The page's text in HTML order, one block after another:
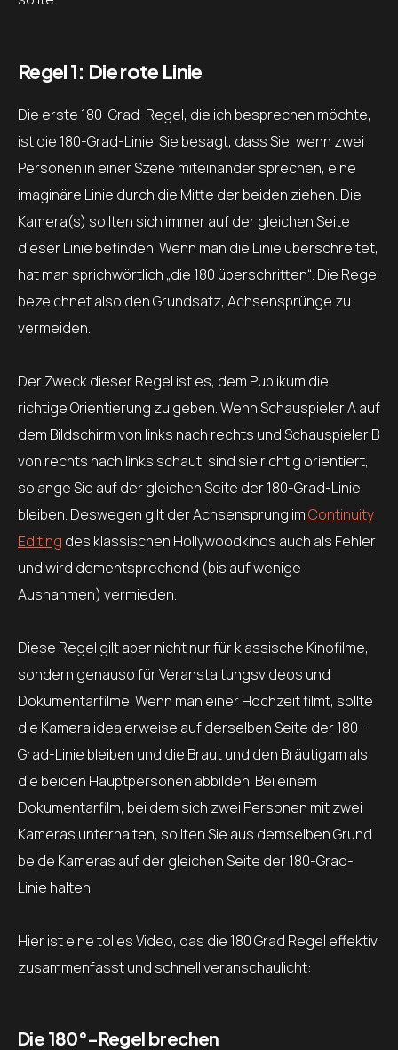
Regel 1: Die rote Linie
Die erste 180-Grad-Regel, die ich besprechen möchte,
ist die 180-Grad-Linie. Sie besagt, dass Sie, wenn zwei
Personen in einer Szene miteinander sprechen, eine
imaginäre Linie durch die Mitte der beiden ziehen. Die
Kamera(s) sollten sich immer auf der gleichen Seite
dieser Linie befinden. Wenn man die Linie überschreitet,
hat man sprichwörtlich „die 180 überschritten“. Die Regel
bezeichnet also den Grundsatz, Achsensprünge zu
vermeiden.
Der Zweck dieser Regel ist es, dem Publikum die
richtige Orientierung zu geben. Wenn Schauspieler A auf
dem Bildschirm von links nach rechts und Schauspieler B
von rechts nach links schaut, sind sie richtig orientiert,
solange Sie auf der gleichen Seite der 180-Grad-Linie
bleiben. Deswegen gilt der Achsensprung imContinuity
Editing des klassischen Hollywoodkinos auch als Fehler
und wird dementsprechend (bis auf wenige
Ausnahmen) vermieden.
Diese Regel gilt aber nicht nur für klassische Kinofilme,
sondern genauso für Veranstaltungsvideos und
Dokumentarfilme. Wenn man einer Hochzeit filmt, sollte
die Kamera idealerweise auf derselben Seite der 180-
Grad-Linie bleiben und die Braut und den Bräutigam als
die beiden Hauptpersonen abbilden. Bei einem
Dokumentarfilm, bei dem sich zwei Personen mit zwei
Kameras unterhalten, sollten Sie aus demselben Grund
beide Kameras auf der gleichen Seite der 180-Grad-
Linie halten.
Hier ist eine tolles Video, das die 180 Grad Regel effektiv
zusammenfasst und schnell veranschaulicht:
Die 180°-Regel brechen